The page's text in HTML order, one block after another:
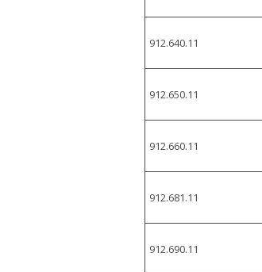
912.640.11
912.650.11
912.660.11
912.681.11
912.690.11